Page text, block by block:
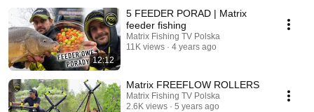
12:12
5 FEEDER PORAD | Matrix
feeder fishing
Matrix Fishing TV Polska
11K views
4 years ago
Matrix FREEFLOW ROLLERS
Matrix Fishing TV Polska
2.6K views
5 years ago